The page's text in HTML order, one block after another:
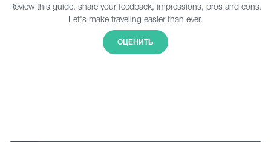
Review this guide, share your feedback, impressions, pros and cons.
Let's make traveling easier than ever.
ОЦЕНИТЬ